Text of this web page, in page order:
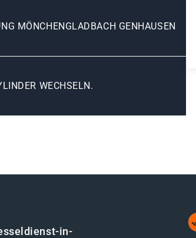
MÖNCHENGLADBACH GENHAUSEN
WECHSELN.
in-